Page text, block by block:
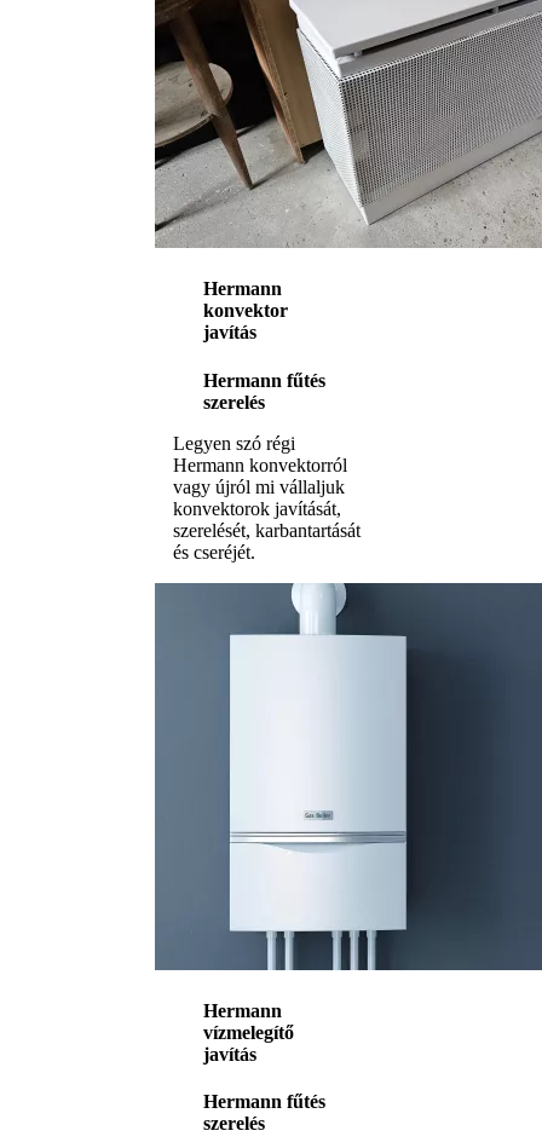
Hermann
konvektor
javítás
Hermann fűtés
szerelés
Legyen szó régi
Hermann konvektorról
vagy újról mi vállaljuk
konvektorok javítását,
szerelését, karbantartását
és cseréjét.
Hermann
vízmelegítő
javítás
Hermann fűtés
szerelés